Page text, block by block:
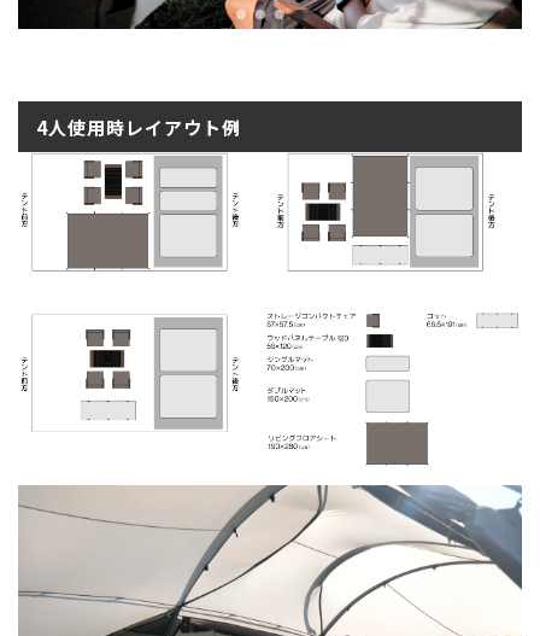
4人使用時レイアウト例